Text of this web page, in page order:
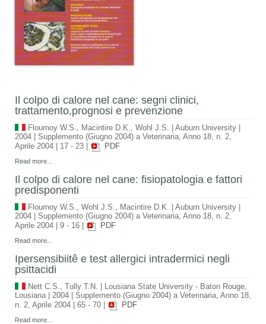
Il colpo di calore nel cane: segni clinici,
trattamento,prognosi e prevenzione
Flournoy W.S., Macintire D.K., Wohl J.S. Auburn University
2004
Supplemento (Giugno 2004) a Veterinaria, Anno 18, n. 2,
Aprile 2004
17 - 23 PDF
Read more...
Il colpo di calore nel cane: fisiopatologia e fattori
predisponenti
Flournoy W.S., Wohl J.S., Macintire D.K. Auburn University
2004
Supplemento (Giugno 2004) a Veterinaria, Anno 18, n. 2,
Aprile 2004
9 - 16 PDF
Read more...
Ipersensibiitê e test allergici intradermici negli
psittacidi
Nett C.S., Tully T.N.
Lousiana State University - Baton Rouge,
Lousiana
2004
Supplemento (Giugno 2004) a Veterinaria, Anno 18,
n. 2, Aprile 2004
65 - 70 PDF
Read more...